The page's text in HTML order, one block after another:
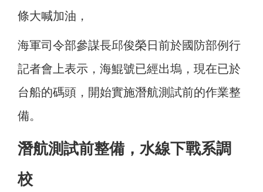
條大喊加油，
海軍司令部參謀長邱俊榮日前於國防部例行
記者會上表示，海鯤號已經出塢，現在已於
台船的碼頭，開始實施潛航測試前的作業整
備。
潛航測試前整備，水線下戰系調
校